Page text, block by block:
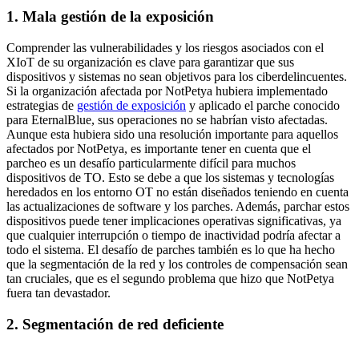
1. Mala gestión de la exposición
Comprender las vulnerabilidades y los riesgos asociados con el
XIoT de su organización es clave para garantizar que sus
dispositivos y sistemas no sean objetivos para los ciberdelincuentes.
Si la organización afectada por NotPetya hubiera implementado
estrategias de gestión de exposición y aplicado el parche conocido
para EternalBlue, sus operaciones no se habrían visto afectadas.
Aunque esta hubiera sido una resolución importante para aquellos
afectados por NotPetya, es importante tener en cuenta que el
parcheo es un desafío particularmente difícil para muchos
dispositivos de TO. Esto se debe a que los sistemas y tecnologías
heredados en los entorno OT no están diseñados teniendo en cuenta
las actualizaciones de software y los parches. Además, parchar estos
dispositivos puede tener implicaciones operativas significativas, ya
que cualquier interrupción o tiempo de inactividad podría afectar a
todo el sistema. El desafío de parches también es lo que ha hecho
que la segmentación de la red y los controles de compensación sean
tan cruciales, que es el segundo problema que hizo que NotPetya
fuera tan devastador.
2. Segmentación de red deficiente